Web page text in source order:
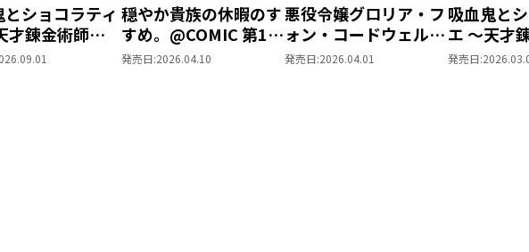
とショコラティ
才錬金術師の
究～
穏やか貴族の休暇のす
すめ。@COMIC 第15
巻
発売日:2026.04.10
悪役令嬢グロリア・フ
ォン・コードウェルの
断罪と復讐@COMIC
発売日:2026.04.01
吸血鬼と
エ ～天才
甘美な探究
発売日: